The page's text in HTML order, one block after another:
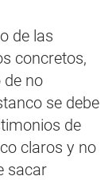
de las
concretos,
de no
se debe
de
claros y no
sacar